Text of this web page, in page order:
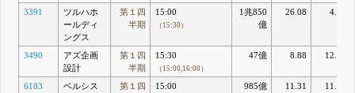
3391
ツルハホ
ールディ
ングス
第１四
半期
15:00
（15:30）
1兆850
億
26.08 4.74
3490
アズ企画
設計
第１四
半期
15:30
（15:00,16:00）
47億 8.88 12.54
6183
ベルシス
第１四
15:00 985億 11.31 11.75